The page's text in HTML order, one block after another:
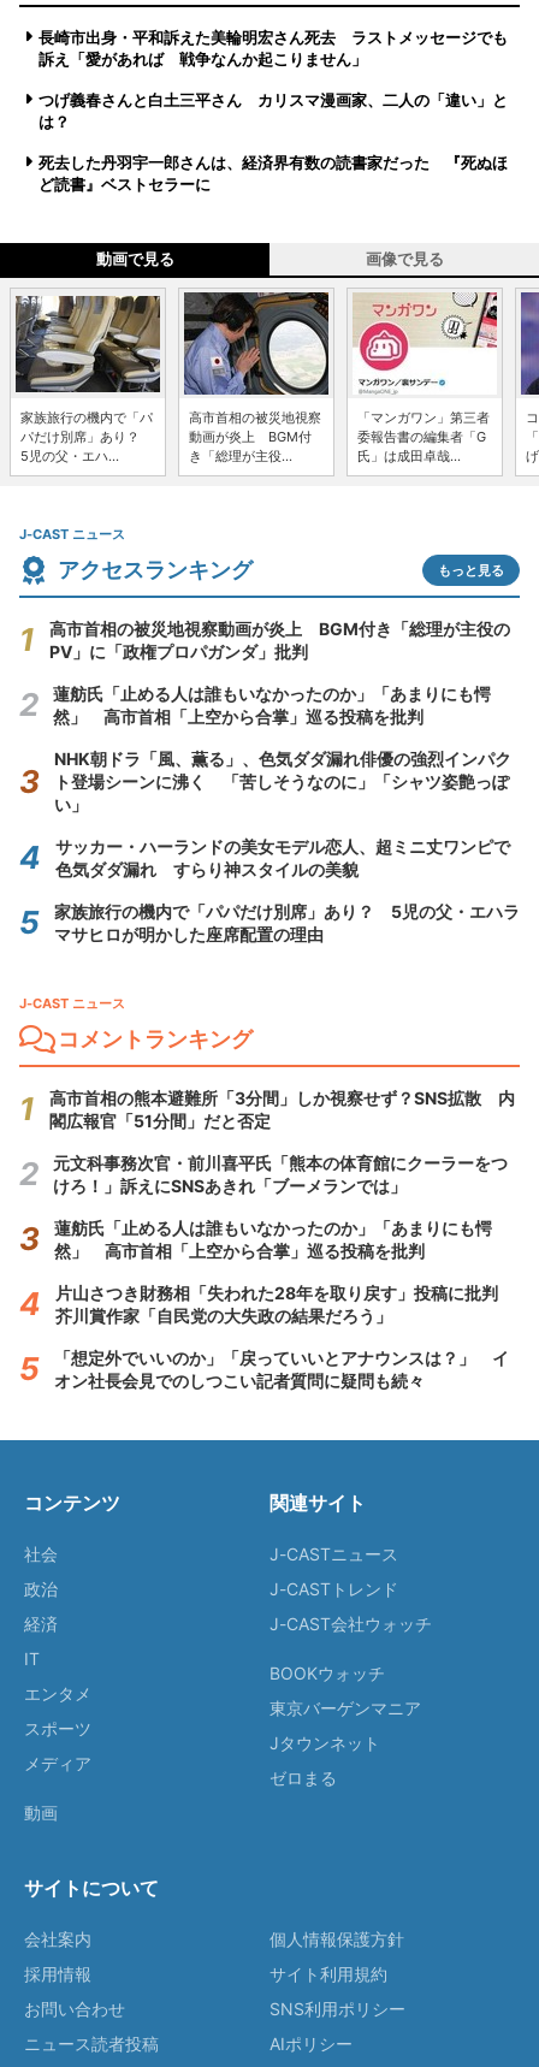
長崎市出身・平和訴えた美輪明宏さん死去 ラストメッセージでも
訴え「愛があれば 戦争なんか起こりません」
つげ義春さんと白土三平さん カリスマ漫画家、二人の「違い」と
は？
死去した丹羽宇一郎さんは、経済界有数の読書家だった 『死ぬほ
ど読書』ベストセラーに
動画で見る 画像で見る
家族旅行の機内で「パ
パだけ別席」あり？
5児の父・エハ...
高市首相の被災地視察
動画が炎上 BGM付
き「総理が主役...
「マンガワン」第三者
委報告書の編集者「G
氏」は成田卓哉...
J-CAST ニュース
アクセスランキング もっと見る
高市首相の被災地視察動画が炎上 BGM付き「総理が主役の
PV」に「政権プロパガンダ」批判
蓮舫氏「止める人は誰もいなかったのか」「あまりにも愕
然」 高市首相「上空から合掌」巡る投稿を批判
NHK朝ドラ「風、薫る」、色気ダダ漏れ俳優の強烈インパク
ト登場シーンに沸く 「苦しそうなのに」「シャツ姿艶っぽ
い」
サッカー・ハーランドの美女モデル恋人、超ミニ丈ワンピで
色気ダダ漏れ すらり神スタイルの美貌
家族旅行の機内で「パパだけ別席」あり？ 5児の父・エハラ
マサヒロが明かした座席配置の理由
J-CAST ニュース
コメントランキング
高市首相の熊本避難所「3分間」しか視察せず？SNS拡散 内
閣広報官「51分間」だと否定
元文科事務次官・前川喜平氏「熊本の体育館にクーラーをつ
けろ！」訴えにSNSあきれ「ブーメランでは」
蓮舫氏「止める人は誰もいなかったのか」「あまりにも愕
然」 高市首相「上空から合掌」巡る投稿を批判
片山さつき財務相「失われた28年を取り戻す」投稿に批判
芥川賞作家「自民党の大失政の結果だろう」
「想定外でいいのか」「戻っていいとアナウンスは？」 イ
オン社長会見でのしつこい記者質問に疑問も続々
コンテンツ
社会
政治
経済
IT
エンタメ
スポーツ
メディア
動画
関連サイト
J-CASTニュース
J-CASTトレンド
J-CAST会社ウォッチ
BOOKウォッチ
東京バーゲンマニア
Jタウンネット
ゼロまる
サイトについて
会社案内
採用情報
お問い合わせ
ニュース読者投稿
個人情報保護方針
サイト利用規約
SNS利用ポリシー
AIポリシー